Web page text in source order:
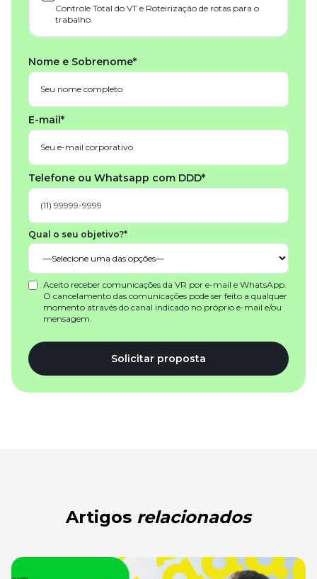
Controle Total do VT e Roteirização de rotas para o
trabalho.
Nome e Sobrenome*
E-mail*
Telefone ou Whatsapp com DDD*
Qual o seu objetivo?*
Aceito receber comunicações da VR por e-mail e WhatsApp.
O cancelamento das comunicações pode ser feito a qualquer
momento através do canal indicado no próprio e-mail e/ou
mensagem.
Solicitar proposta
Artigos relacionados